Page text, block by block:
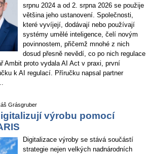
srpnu 2024 a od 2. srpna 2026 se použije
většina jeho ustanovení. Společnosti,
které vyvíjejí, dodávají nebo používají
systémy umělé inteligence, čelí novým
povinnostem, přičemž mnohé z nich
dosud přesně nevědí, co po nich regulace
Ambit proto vydala AI Act v praxi, první
k AI regulací. Příručku napsal partner
Grásgruber
výrobu pomocí
Digitalizace výroby se stává součástí
strategie nejen velkých nadnárodních